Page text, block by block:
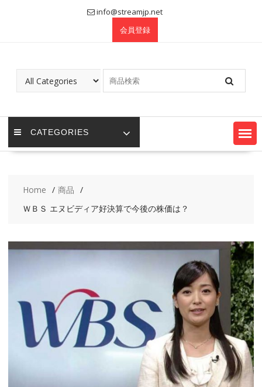
info@streamjp.net
会員登録
CATEGORIES
Home
商品
ＷＢＳ エヌビディア好決算で今後の株価は？